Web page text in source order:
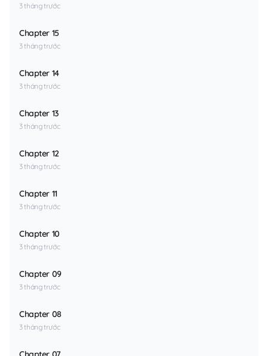
3 tháng trước
Chapter 15
3 tháng trước
Chapter 14
3 tháng trước
Chapter 13
3 tháng trước
Chapter 12
3 tháng trước
Chapter 11
3 tháng trước
Chapter 10
3 tháng trước
Chapter 09
3 tháng trước
Chapter 08
3 tháng trước